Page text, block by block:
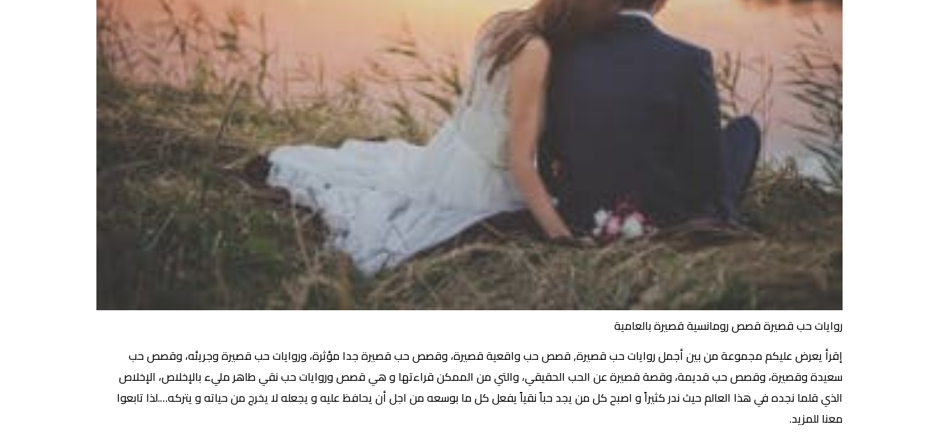
روايات حب قصيرة قصص رومانسية قصيرة بالعامية
إقرأ يعرض عليكم مجموعة من بين أجمل روايات حب قصيرة, قصص حب واقعية قصيرة، وقصص حب قصيرة جدا مؤثرة، وروايات حب قصيرة وجريئه، وقصص حب
سعيدة وقصيرة، وقصص حب قديمة، وقصة قصيرة عن الحب الحقيقي، والتي من الممكن قراءتها و هي قصص وروايات حب نقي طاهر مليء بالإخلاص، الإخلاص
الذي قلما نجده في هذا العالم حيث ندر كثيراً و اصبح كل من يجد حباً نقياً يفعل كل ما بوسعه من اجل أن يحافظ عليه و يجعله لا يخرج من حياته و يتركه….لذا تابعوا
معنا للمزيد.